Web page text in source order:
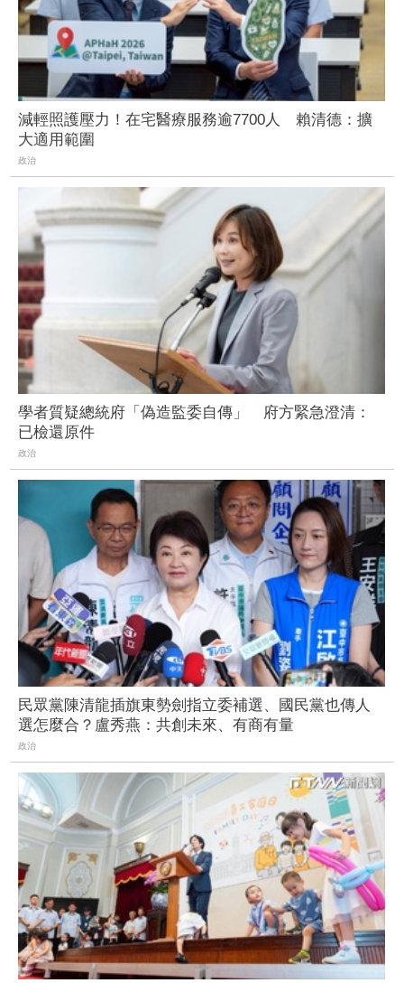
減輕照護壓力！在宅醫療服務逾7700人 賴清德：擴
大適用範圍
政治
學者質疑總統府「偽造監委自傳」 府方緊急澄清：
已檢還原件
政治
民眾黨陳清龍插旗東勢劍指立委補選、國民黨也傳人
選怎麼合？盧秀燕：共創未來、有商有量
政治